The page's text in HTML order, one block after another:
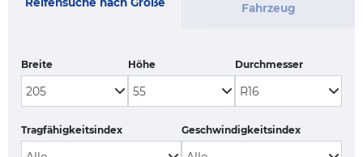
Fahrzeug
Breite Höhe Durchmesser
Tragfähigkeitsindex Geschwindigkeitsindex